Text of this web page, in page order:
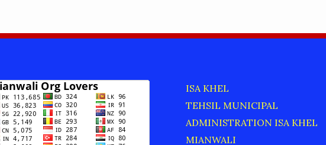
ISA KHEL
TEHSIL MUNICIPAL
ADMINISTRATION ISA KHEL
MIANWALI